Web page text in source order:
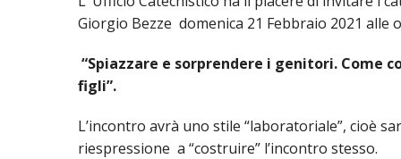
LETTERE DEL VESCOVO AI GIOVANI DELLA
BENI
ORGANI DI PARTECIPAZIONE
UTDR (UFFICIO TECNICO)
UFFICIO
Giorgio Bezze domenica 21 Febbraio 2021 alle
“Spiazzare e sorprendere i genitori. Come
figli”.
L’incontro avrà uno stile “laboratoriale”, cioè
riespressione a “costruire” l’incontro stesso.